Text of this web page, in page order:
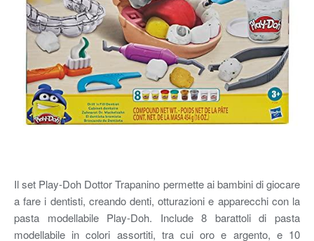
Il set Play-Doh Dottor Trapanino permette ai bambini di giocare
a fare i dentisti, creando denti, otturazioni e apparecchi con la
pasta modellabile Play-Doh. Include 8 barattoli di pasta
modellabile in colori assortiti, tra cui oro e argento, e 10